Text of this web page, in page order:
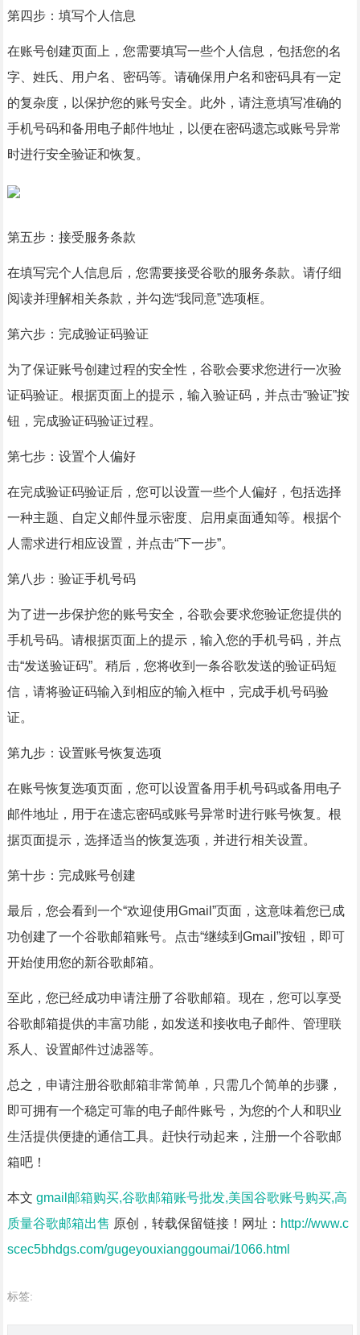
第四步：填写个人信息
在账号创建页面上，您需要填写一些个人信息，包括您的名
字、姓氏、用户名、密码等。请确保用户名和密码具有一定
的复杂度，以保护您的账号安全。此外，请注意填写准确的
手机号码和备用电子邮件地址，以便在密码遗忘或账号异常
时进行安全验证和恢复。
第五步：接受服务条款
在填写完个人信息后，您需要接受谷歌的服务条款。请仔细
阅读并理解相关条款，并勾选“我同意”选项框。
第六步：完成验证码验证
为了保证账号创建过程的安全性，谷歌会要求您进行一次验
证码验证。根据页面上的提示，输入验证码，并点击“验证”按
钮，完成验证码验证过程。
第七步：设置个人偏好
在完成验证码验证后，您可以设置一些个人偏好，包括选择
一种主题、自定义邮件显示密度、启用桌面通知等。根据个
人需求进行相应设置，并点击“下一步”。
第八步：验证手机号码
为了进一步保护您的账号安全，谷歌会要求您验证您提供的
手机号码。请根据页面上的提示，输入您的手机号码，并点
击“发送验证码”。稍后，您将收到一条谷歌发送的验证码短
信，请将验证码输入到相应的输入框中，完成手机号码验
证。
第九步：设置账号恢复选项
在账号恢复选项页面，您可以设置备用手机号码或备用电子
邮件地址，用于在遗忘密码或账号异常时进行账号恢复。根
据页面提示，选择适当的恢复选项，并进行相关设置。
第十步：完成账号创建
最后，您会看到一个“欢迎使用Gmail”页面，这意味着您已成
功创建了一个谷歌邮箱账号。点击“继续到Gmail”按钮，即可
开始使用您的新谷歌邮箱。
至此，您已经成功申请注册了谷歌邮箱。现在，您可以享受
谷歌邮箱提供的丰富功能，如发送和接收电子邮件、管理联
系人、设置邮件过滤器等。
总之，申请注册谷歌邮箱非常简单，只需几个简单的步骤，
即可拥有一个稳定可靠的电子邮件账号，为您的个人和职业
生活提供便捷的通信工具。赶快行动起来，注册一个谷歌邮
箱吧！
本文 gmail邮箱购买,谷歌邮箱账号批发,美国谷歌账号购买,高
质量谷歌邮箱出售 原创，转载保留链接！网址： http://www.c
scec5bhdgs.com/gugeyouxianggoumai/1066.html
标签: